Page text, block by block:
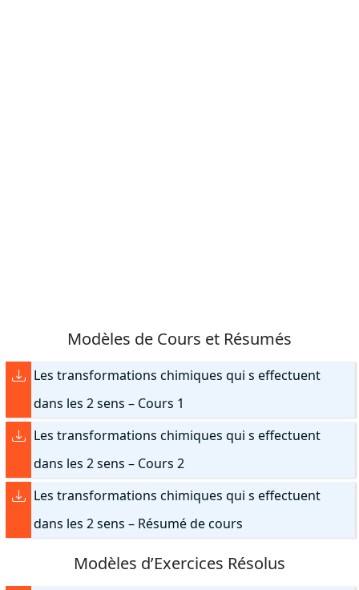
Modèles de Cours et Résumés
Les transformations chimiques qui s effectuent
dans les 2 sens – Cours 1
Les transformations chimiques qui s effectuent
dans les 2 sens – Cours 2
Les transformations chimiques qui s effectuent
dans les 2 sens – Résumé de cours
Modèles d’Exercices Résolus